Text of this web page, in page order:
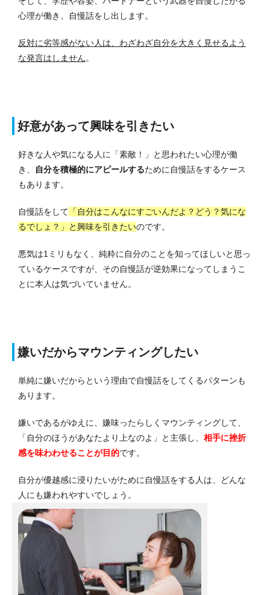
心理が働き、自慢話をし出します。
反対に劣等感がない人は、わざわざ自分を大きく見せるよう
な発言はしません。
好意があって興味を引きたい
好きな人や気になる人に「素敵！」と思われたい心理が働
き、
自分を積極的にアピールするために自慢話をするケース
もあります。
自慢話をして 「自分はこんなにすごいんだよ？どう？気にな
るでしょ？」と興味を引きたいのです。
悪気は1ミリもなく、純粋に自分のことを知ってほしいと思っ
ているケースですが、その自慢話が逆効果になってしまうこ
とに本人は気づいていません。
嫌いだからマウンティングしたい
単純に嫌いだからという理由で自慢話をしてくるパターンも
あります。
嫌いであるがゆえに、嫌味ったらしくマウンティングして、
「自分のほうがあなたより上なのよ」と主張し、 相手に挫折
感を味わわせることが目的です。
自分が優越感に浸りたいがために自慢話をする人は、どんな
人にも嫌われやすいでしょう。